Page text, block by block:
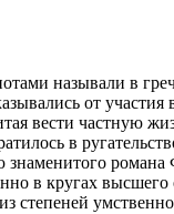
называли в
от участия
вести частную
в
знаменитого
в кругах высшего
степеней